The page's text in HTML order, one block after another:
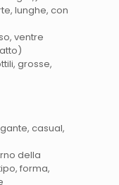
lunghe, con
ventre
grosse,
casual,
della
forma,